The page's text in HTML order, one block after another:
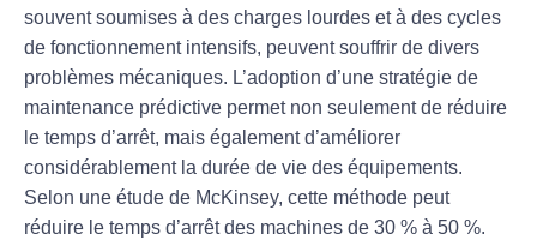
souvent soumises à des charges lourdes et à des cycles
de fonctionnement intensifs, peuvent souffrir de divers
problèmes mécaniques. L’adoption d’une stratégie de
maintenance prédictive permet non seulement de réduire
le temps d’arrêt, mais également d’améliorer
considérablement la durée de vie des équipements.
Selon une étude de McKinsey, cette méthode peut
réduire le temps d’arrêt des machines de 30 % à 50 %.